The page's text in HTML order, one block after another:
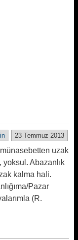
23 Temmuz 2013
uzak
yoksul. Abazanlık
kalma hali.
Pazar
(R.